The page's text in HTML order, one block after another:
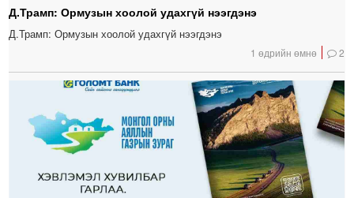
Д.Трамп: Ормузын хоолой удахгүй нээгдэнэ
Д.Трамп: Ормузын хоолой удахгүй нээгдэнэ
1 өдрийн өмнө 2